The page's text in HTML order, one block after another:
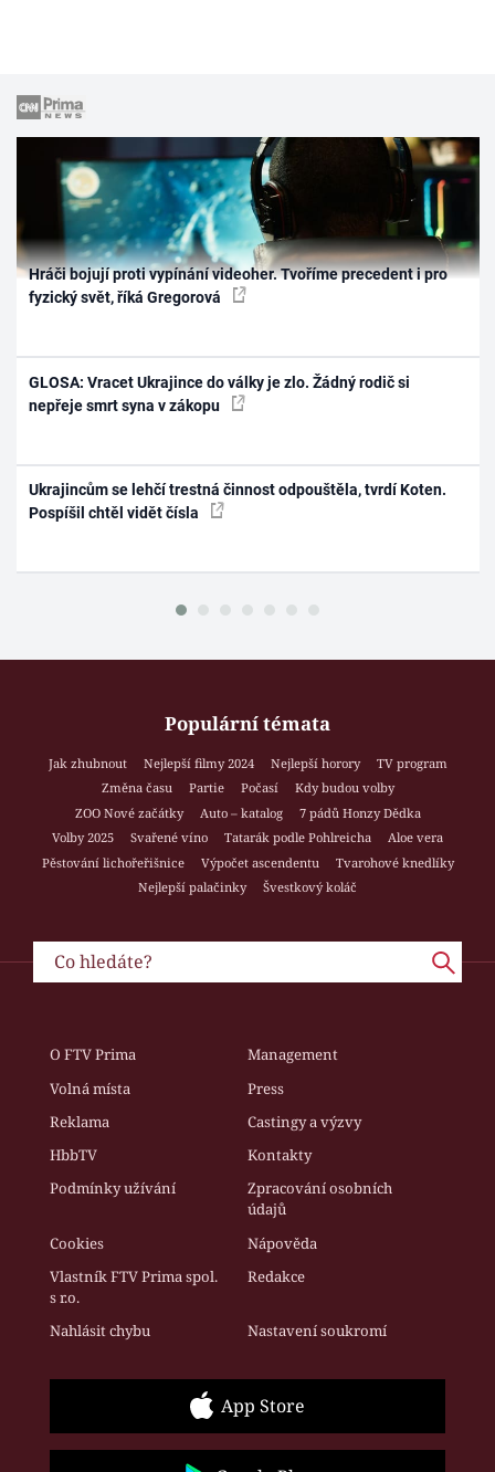
Hráči bojují proti vypínání videoher. Tvoříme precedent i pro
fyzický svět, říká Gregorová
GLOSA: Vracet Ukrajince do války je zlo. Žádný rodič si
nepřeje smrt syna v zákopu
Ukrajincům se lehčí trestná činnost odpouštěla, tvrdí Koten.
Pospíšil chtěl vidět čísla
Populární témata
Jak zhubnout Nejlepší filmy 2024 Nejlepší horory
TV program
Změna času
Partie Počasí
Kdy budou volby
ZOO Nové začátky
Auto – katalog
7 pádů Honzy Dědka
Volby 2025
Svařené víno Tatarák podle Pohlreicha
Aloe vera
Pěstování lichořeřišnice
Výpočet ascendentu
Tvarohové knedlíky
Nejlepší palačinky
Švestkový koláč
O FTV Prima
Management
Volná místa
Press
Reklama
Castingy a výzvy
HbbTV
Kontakty
Podmínky užívání
Zpracování osobních
údajů
Cookies
Nápověda
Vlastník FTV Prima spol.
s r.o.
Redakce
Nahlásit chybu Nastavení soukromí
App Store